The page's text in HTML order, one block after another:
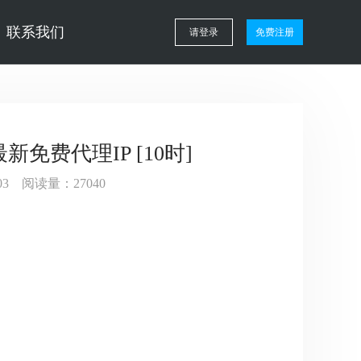
联系我们 请登录 免费注册
新免费代理IP [10时]
阅读量：27040